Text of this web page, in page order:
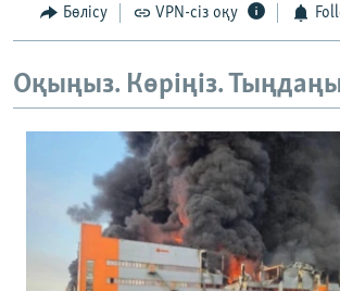
Бөлісу VPN-сіз оқу
Оқыңыз. Көріңіз.